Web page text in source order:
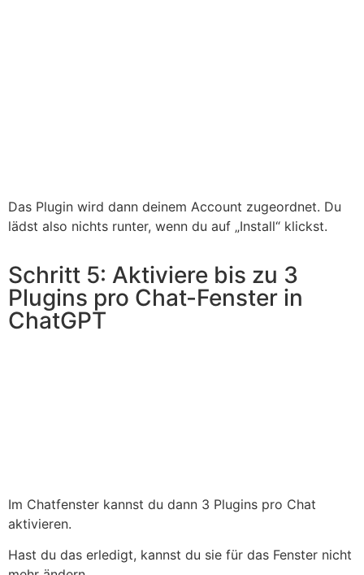
Das Plugin wird dann deinem Account zugeordnet. Du
lädst also nichts runter, wenn du auf „Install“ klickst.
Schritt 5: Aktiviere bis zu 3
Plugins pro Chat-Fenster in
ChatGPT
Im Chatfenster kannst du dann 3 Plugins pro Chat
aktivieren.
Hast du das erledigt, kannst du sie für das Fenster nicht